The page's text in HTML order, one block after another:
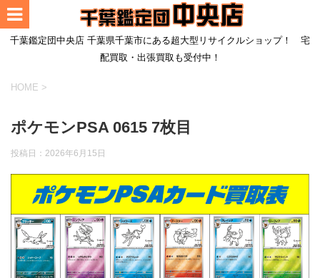
千葉鑑定団中央店 千葉県千葉市にある超大型リサイクルショップ！ 宅
配買取・出張買取も受付中！
HOME >
ポケモンPSA 0615 7枚目
投稿日： 2026年6月15日